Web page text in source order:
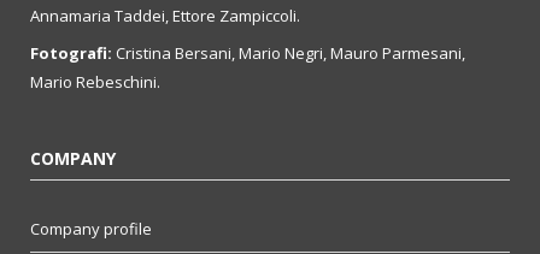
Annamaria Taddei, Ettore Zampiccoli.
Fotografi: Cristina Bersani, Mario Negri, Mauro Parmesani,
Mario Rebeschini.
COMPANY
Company profile